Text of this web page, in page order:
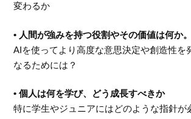
変わるか
• 人間が強みを持つ役割やその価値は何か。
AIを使ってより高度な意思決定や創造性を
なるためには？
• 個人は何を学び、どう成長すべきか
特に学生やジュニアにはどのような指針が